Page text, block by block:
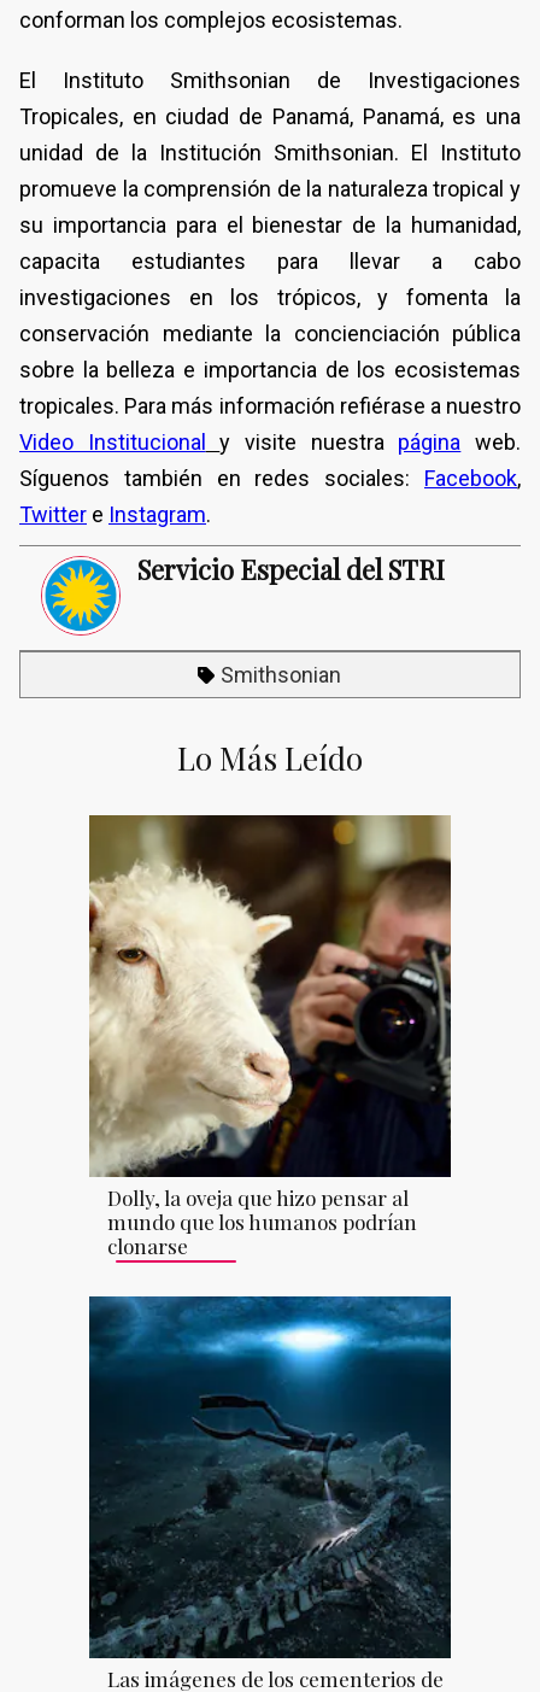
conforman los complejos ecosistemas.
El Instituto Smithsonian de Investigaciones
Tropicales, en ciudad de Panamá, Panamá, es una
unidad de la Institución Smithsonian. El Instituto
promueve la comprensión de la naturaleza tropical y
su importancia para el bienestar de la humanidad,
capacita estudiantes para llevar a cabo
investigaciones en los trópicos, y fomenta la
conservación mediante la concienciación pública
sobre la belleza e importancia de los ecosistemas
tropicales. Para más información refiérase a nuestro
Video Institucional
y visite nuestra página web.
Síguenos también en redes sociales: Facebook,
Twitter e Instagram.
Servicio Especial del STRI
Smithsonian
Lo Más Leído
Dolly, la oveja que hizo pensar al
mundo que los humanos podrían
clonarse
Las imágenes de los cementerios de